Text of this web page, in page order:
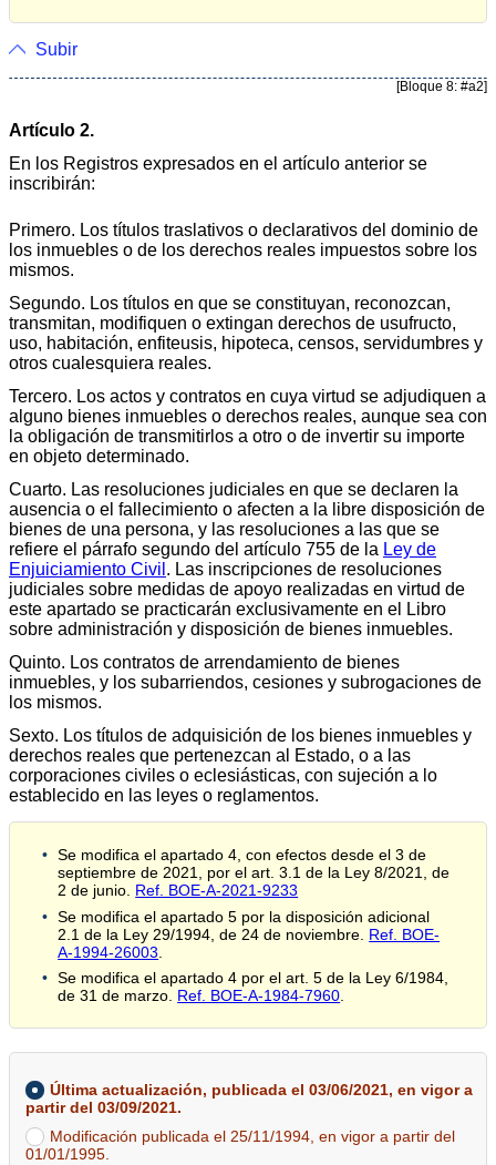
Subir
[Bloque 8: #a2]
Artículo 2.
En los Registros expresados en el artículo anterior se
inscribirán:
Primero. Los títulos traslativos o declarativos del dominio de
los inmuebles o de los derechos reales impuestos sobre los
mismos.
Segundo. Los títulos en que se constituyan, reconozcan,
transmitan, modifiquen o extingan derechos de usufructo,
uso, habitación, enfiteusis, hipoteca, censos, servidumbres y
otros cualesquiera reales.
Tercero. Los actos y contratos en cuya virtud se adjudiquen a
alguno bienes inmuebles o derechos reales, aunque sea con
la obligación de transmitirlos a otro o de invertir su importe
en objeto determinado.
Cuarto. Las resoluciones judiciales en que se declaren la
ausencia o el fallecimiento o afecten a la libre disposición de
bienes de una persona, y las resoluciones a las que se
refiere el párrafo segundo del artículo 755 de la Ley de
Enjuiciamiento Civil . Las inscripciones de resoluciones
judiciales sobre medidas de apoyo realizadas en virtud de
este apartado se practicarán exclusivamente en el Libro
sobre administración y disposición de bienes inmuebles.
Quinto. Los contratos de arrendamiento de bienes
inmuebles, y los subarriendos, cesiones y subrogaciones de
los mismos.
Sexto. Los títulos de adquisición de los bienes inmuebles y
derechos reales que pertenezcan al Estado, o a las
corporaciones civiles o eclesiásticas, con sujeción a lo
establecido en las leyes o reglamentos.
Se modifica el apartado 4, con efectos desde el 3 de
septiembre de 2021, por el art. 3.1 de la Ley 8/2021, de
2 de junio. Ref. BOE-A-2021-9233
Se modifica el apartado 5 por la disposición adicional
2.1 de la Ley 29/1994, de 24 de noviembre. Ref. BOE-
A-1994-26003
Se modifica el apartado 4 por el art. 5 de la Ley 6/1984,
de 31 de marzo. Ref. BOE-A-1984-7960
Última actualización, publicada el 03/06/2021, en vigor a
partir del 03/09/2021.
Modificación publicada el 25/11/1994, en vigor a partir del
01/01/1995.